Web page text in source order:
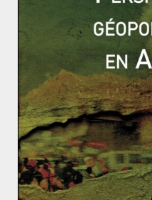
De plus, la posture
notamment migratoires,
alimenté le
population italienne.
de coalition italien du
Ligue du Nord, les
renforcées, Rome ayant
refusant d’accueillir
provenance de la Libye.
Salvini et Luigi di Maio à
politique en Afrique ont